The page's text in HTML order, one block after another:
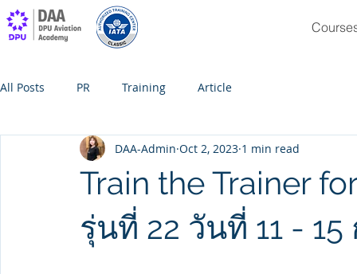
All Posts PR Training Article
Train the Trainer
รุ่นที่ 22 วันที่ 11 -
DAA-Admin Oct 2, 2023 1 min read